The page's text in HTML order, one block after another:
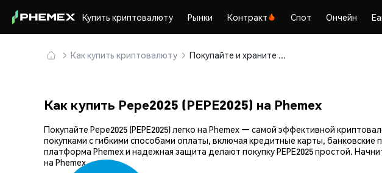
Купить криптовалюту Рынки Контракт Спот Ончейн
Как купить криптовалюту Покупайте и храните Pepe2025 (PEPE2025) безопасно
Как купить Pepe2025 (PEPE2025) на Phemex
Покупайте Pepe2025 (PEPE2025) легко на Phemex — самой эффективной
покупками с гибкими способами оплаты, включая кредитные карты,
платформа Phemex и надежная защита делают покупку PEPE2025 простой.
на Phemex.